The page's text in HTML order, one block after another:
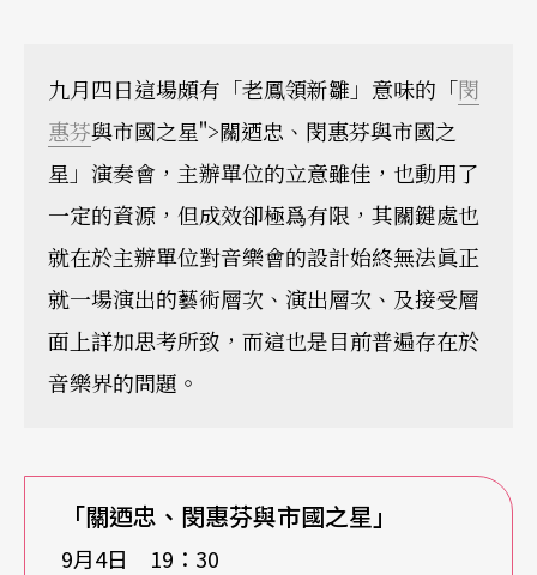
九月四日這場頗有「老鳳領新雛」意味的「閔
惠芬與市國之星">關迺忠、閔惠芬與市國之
星」演奏會，主辦單位的立意雖佳，也動用了
一定的資源，但成效卻極爲有限，其關鍵處也
就在於主辦單位對音樂會的設計始終無法眞正
就一場演出的藝術層次、演出層次、及接受層
面上詳加思考所致，而這也是目前普遍存在於
音樂界的問題。
「關迺忠、閔惠芬與市國之星」
9月4日 19：30